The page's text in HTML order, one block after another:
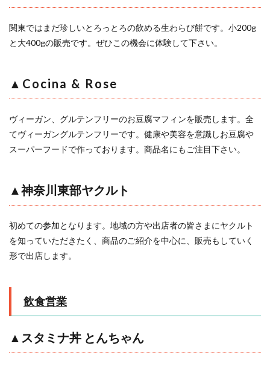
関東ではまだ珍しいとろっとろの飲める生わらび餅です。小200g
と大400gの販売です。ぜひこの機会に体験して下さい。
▲Cocina & Rose
ヴィーガン、グルテンフリーのお豆腐マフィンを販売します。全
てヴィーガングルテンフリーです。健康や美容を意識しお豆腐や
スーパーフードで作っております。商品名にもご注目下さい。
▲神奈川東部ヤクルト
初めての参加となります。地域の方や出店者の皆さまにヤクルト
を知っていただきたく、商品のご紹介を中心に、販売もしていく
形で出店します。
飲食営業
▲スタミナ丼 とんちゃん